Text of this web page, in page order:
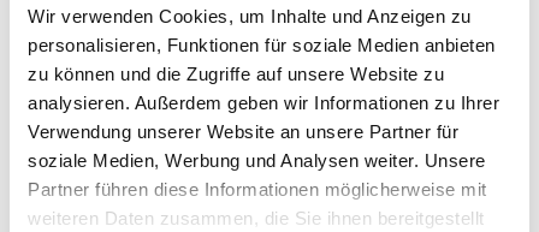
Wir verwenden Cookies, um Inhalte und Anzeigen zu
personalisieren, Funktionen für soziale Medien anbieten
zu können und die Zugriffe auf unsere Website zu
analysieren. Außerdem geben wir Informationen zu Ihrer
Verwendung unserer Website an unsere Partner für
soziale Medien, Werbung und Analysen weiter. Unsere
Partner führen diese Informationen möglicherweise mit
weiteren Daten zusammen, die Sie ihnen bereitgestellt
Wir sind zur Teilnahme an einem Streitbeilegungsverfahren
vor einer Verbraucherschlichtungsstelle weder verpflichtet
noch bereit.
Kontakt Therme Erding
Telefon: 08122 550-0
Telefax: 08122 550-2219
kundenservice@therme-erding.de